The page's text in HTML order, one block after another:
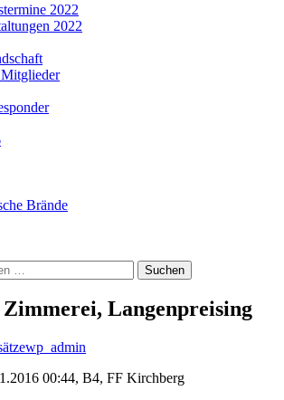
2022
2022
Brände
Langenpreising
wp_admin
00:44, B4, FF Kirchberg